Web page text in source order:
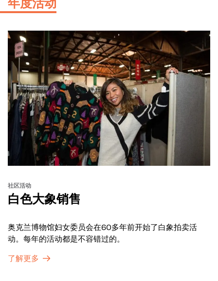
年度活动
社区活动
白色大象销售
奥克兰博物馆妇女委员会在60多年前开始了白象拍卖活
动。每年的活动都是不容错过的。
了解更多